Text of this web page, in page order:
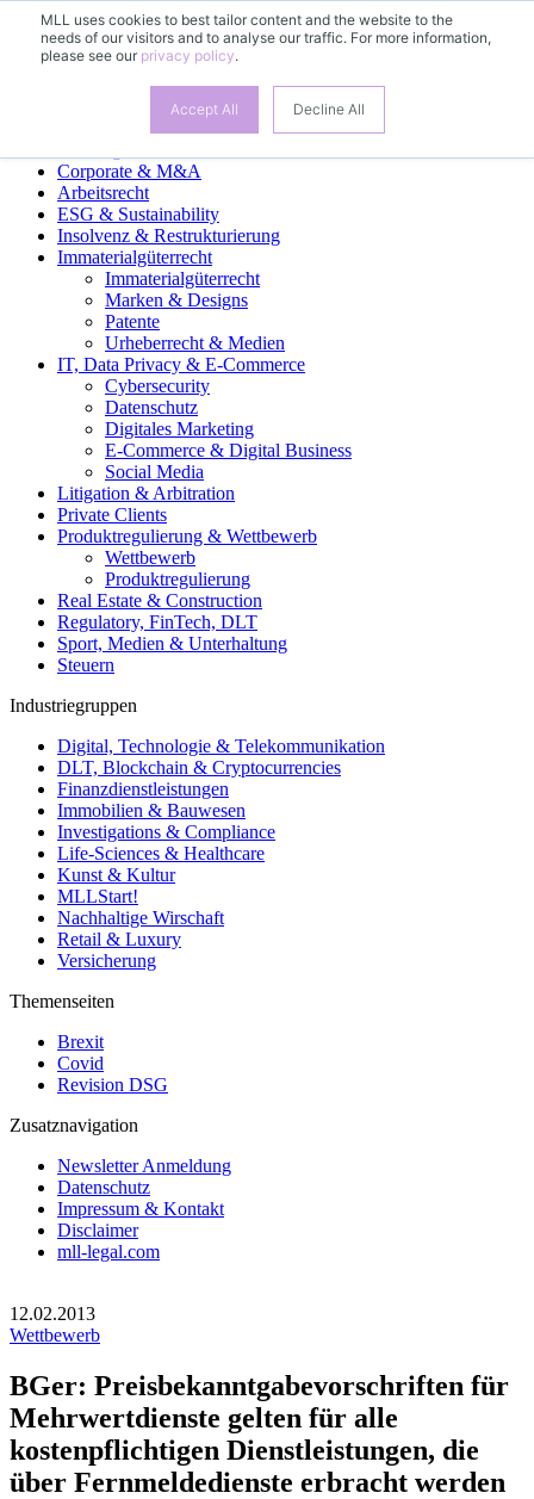
MLL uses cookies to best tailor content and the website to the
needs of our visitors and to analyse our traffic. For more information,
please see our privacy policy.
Accept All Decline All
Corporate & M&A
Arbeitsrecht
ESG & Sustainability
Insolvenz & Restrukturierung
Immaterialgüterrecht
Immaterialgüterrecht
Marken & Designs
Patente
Urheberrecht & Medien
IT, Data Privacy & E-Commerce
Cybersecurity
Datenschutz
Digitales Marketing
E-Commerce & Digital Business
Social Media
Litigation & Arbitration
Private Clients
Produktregulierung & Wettbewerb
Wettbewerb
Produktregulierung
Real Estate & Construction
Regulatory, FinTech, DLT
Sport, Medien & Unterhaltung
Steuern
Industriegruppen
Digital, Technologie & Telekommunikation
DLT, Blockchain & Cryptocurrencies
Finanzdienstleistungen
Immobilien & Bauwesen
Investigations & Compliance
Life-Sciences & Healthcare
Kunst & Kultur
MLLStart!
Nachhaltige Wirschaft
Retail & Luxury
Versicherung
Themenseiten
Brexit
Covid
Revision DSG
Zusatznavigation
Newsletter Anmeldung
Datenschutz
Impressum & Kontakt
Disclaimer
mll-legal.com
12.02.2013
Wettbewerb
BGer: Preisbekanntgabevorschriften für
Mehrwertdienste gelten für alle
kostenpflichtigen Dienstleistungen, die
über Fernmeldedienste erbracht werden